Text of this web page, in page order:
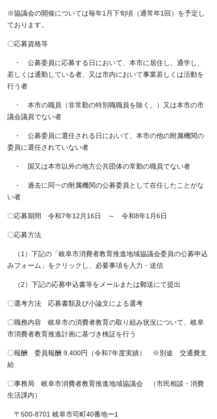
※協議会の開催については毎年1月下旬頃（通常年1回）を予定し
ております。
〇応募資格等
・ 公募委員に応募する日において、本市に居住し、通学し、
若しくは通勤している者、又は市内において事業若しくは活動を
行う者
・ 本市の職員（非常勤の特別職職員を除く。）又は本市の市
議会議員でない者
・ 公募委員に選任される日において、本市の他の附属機関の
委員に選任されていない者
・ 国又は本市以外の地方公共団体の常勤の職員でない者
・ 過去に同一の附属機関の公募委員として在任したことがな
い者
〇応募期間 令和7年12月16日 ～ 令和8年1月6日
〇応募方法
（1）下記の「岐阜市消費者教育推進地域協議会委員の公募申込
みフォーム」をクリックし、必要事項を入力・送信
（2）下記の応募申込書等をメールまたは郵送にて提出
〇選考方法 応募書類及び小論文による選考
〇職務内容 岐阜市の消費者教育の取り組み状況について、岐阜
市消費者教育推進計画に基づき検証を行う
〇報酬 委員報酬 9,400円（令和7年度実績） ※別途 交通費支
給
〇事務局 岐阜市消費者教育推進地域協議会 （市民相談・消費
生活課内）
〒500-8701 岐阜市司町40番地ー1